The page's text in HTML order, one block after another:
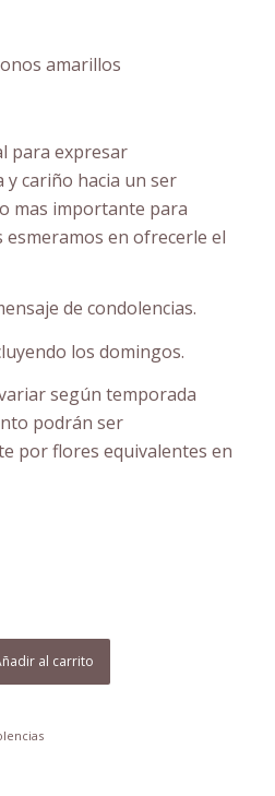
amarillos
para expresar
y cariño hacia un ser
mas importante para
en ofrecerle el
de condolencias.
los domingos.
según temporada
podrán ser
por flores equivalentes en
al carrito